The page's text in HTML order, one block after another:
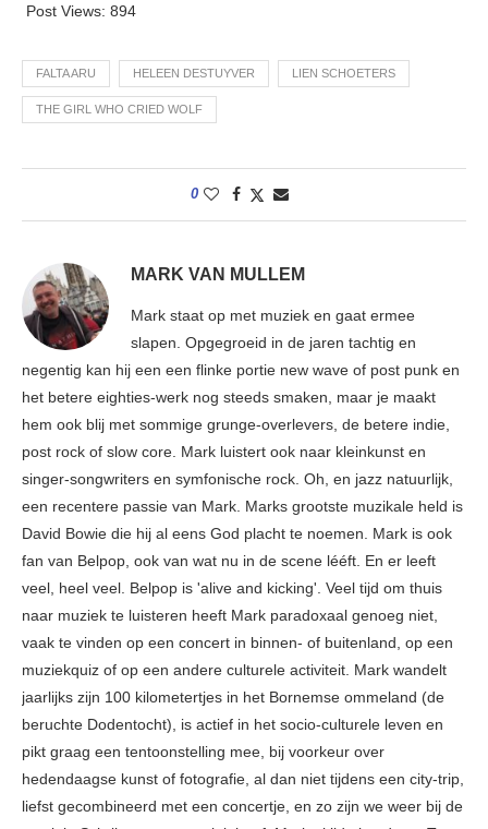
Post Views: 894
FALTA ARU HELEEN DESTUYVER LIEN SCHOETERS
THE GIRL WHO CRIED WOLF
0
MARK VAN MULLEM
Mark staat op met muziek en gaat ermee
slapen. Opgegroeid in de jaren tachtig en
negentig kan hij een een flinke portie new wave of post punk en
het betere eighties-werk nog steeds smaken, maar je maakt
hem ook blij met sommige grunge-overlevers, de betere indie,
post rock of slow core. Mark luistert ook naar kleinkunst en
singer-songwriters en symfonische rock. Oh, en jazz natuurlijk,
een recentere passie van Mark. Marks grootste muzikale held is
David Bowie die hij al eens God placht te noemen. Mark is ook
fan van Belpop, ook van wat nu in de scene lééft. En er leeft
veel, heel veel. Belpop is 'alive and kicking'. Veel tijd om thuis
naar muziek te luisteren heeft Mark paradoxaal genoeg niet,
vaak te vinden op een concert in binnen- of buitenland, op een
muziekquiz of op een andere culturele activiteit. Mark wandelt
jaarlijks zijn 100 kilometertjes in het Bornemse ommeland (de
beruchte Dodentocht), is actief in het socio-culturele leven en
pikt graag een tentoonstelling mee, bij voorkeur over
hedendaagse kunst of fotografie, al dan niet tijdens een city-trip,
liefst gecombineerd met een concertje, en zo zijn we weer bij de